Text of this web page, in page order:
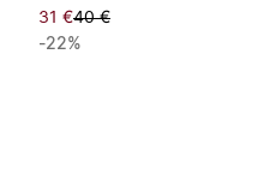
31 €40 €
-22%